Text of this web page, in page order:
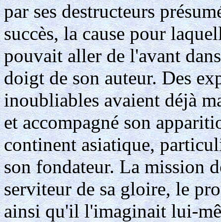
par ses destructeurs
succès, la cause pour
pouvait aller de l'avant
doigt de son auteur. Des
inoubliables avaient déjà
et accompagné son
continent asiatique,
son fondateur. La mission
serviteur de sa gloire, le
ainsi qu'il l'imaginait lui-